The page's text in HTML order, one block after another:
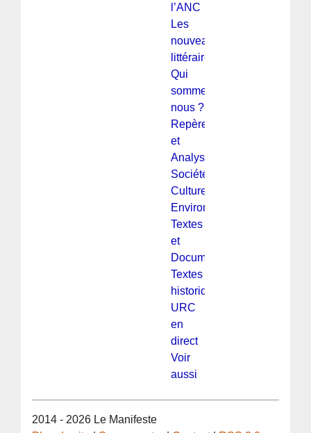
l’ANC
Les
nouveautés
littéraires
Qui
sommes-
nous ?
Repères
et
Analyses
Société,
Culture,
Environnement
Textes
et
Documentation
Textes
historiques
URC
en
direct
Voir
aussi
2014 - 2026 Le Manifeste